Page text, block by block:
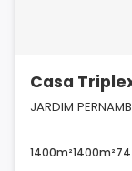
Casa
JARDIM
1400m²1400m²74